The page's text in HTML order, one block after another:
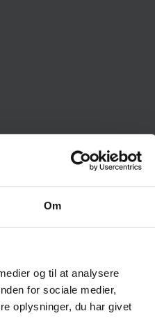
Om
og til at analysere
for sociale medier,
oplysninger, du har givet